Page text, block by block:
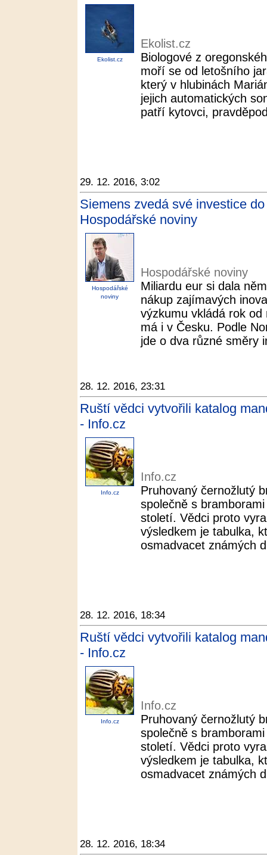
Ekolist.cz
Ekolist.cz
Biologové z
moří se od letošního
který v hlubinách
jejich automatických
patří kytovci,
29. 12. 2016, 3:02
Siemens zvedá své investice
Hospodářské noviny
Hospodářské
noviny
Hospodářské noviny
Miliardu eur si dala
nákup zajímavých
výzkumu vkládá rok
má i v Česku. Podle
jde o dva různé směry
28. 12. 2016, 23:31
Ruští vědci vytvořili katalog
- Info.cz
Info.cz
Info.cz
Pruhovaný černožlutý
společně s
století. Vědci proto
výsledkem je tabulka,
osmadvacet známých
28. 12. 2016, 18:34
Ruští vědci vytvořili katalog
- Info.cz
Info.cz
Info.cz
Pruhovaný černožlutý
společně s
století. Vědci proto
výsledkem je tabulka,
osmadvacet známých
28. 12. 2016, 18:34